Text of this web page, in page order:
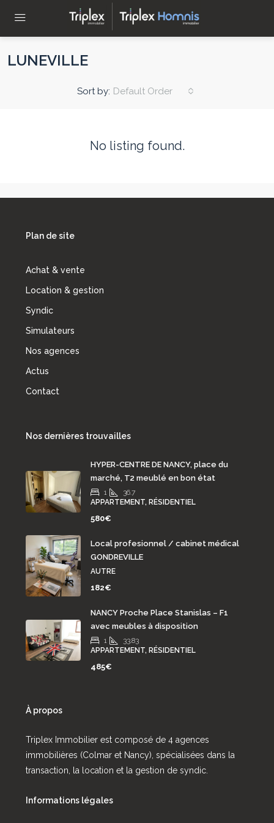
LUNEVILLE
Sort by: Default Order
No listing found.
Plan de site
Achat & vente
Location & gestion
Syndic
Simulateurs
Nos agences
Actus
Contact
Nos dernières trouvailles
HYPER-CENTRE DE NANCY, place du
marché, T2 meublé en bon état
1
36.7
APPARTEMENT, RÉSIDENTIEL
580€
Local profesionnel / cabinet médical
GONDREVILLE
AUTRE
182€
NANCY Proche Place Stanislas – F1
avec meubles à disposition
1
33.83
APPARTEMENT, RÉSIDENTIEL
485€
À propos
Triplex Immobilier est composé de 4 agences
immobilières (Colmar et Nancy), spécialisées dans la
transaction, la location et la gestion de syndic.
Informations légales